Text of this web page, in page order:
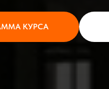
КУРСА